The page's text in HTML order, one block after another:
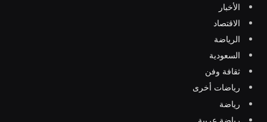
الأخبار
الاقتصاد
الرياضة
السعودية
ثقافة وفن
رياضات أخرى
رياضة